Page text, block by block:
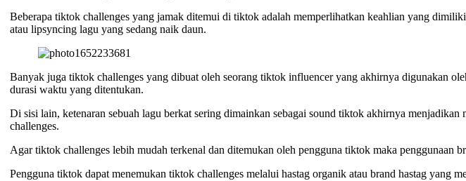
Beberapa tiktok challenges yang jamak ditemui di tiktok adalah memperlihatkan keahlian yang
atau lipsyncing lagu yang sedang naik daun.
Banyak juga tiktok challenges yang dibuat oleh seorang tiktok influencer yang akhirnya digunakan
durasi waktu yang ditentukan.
Di sisi lain, ketenaran sebuah lagu berkat sering dimainkan sebagai sound tiktok akhirnya
challenges.
Agar tiktok challenges lebih mudah terkenal dan ditemukan oleh pengguna tiktok maka penggunaan
Pengguna tiktok dapat menemukan tiktok challenges melalui hastag organik atau brand hastag yang